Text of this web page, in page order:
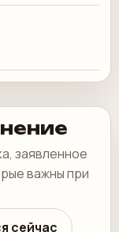
заявленное
важны при
сейчас